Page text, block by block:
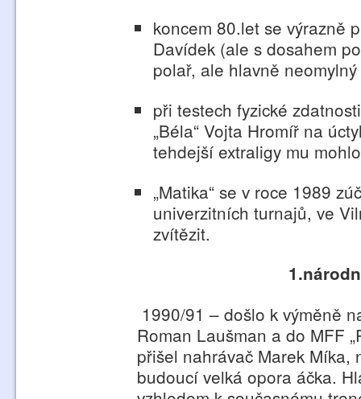
koncem 80.let se výrazně
Davídek (ale s dosahem
polař, ale hlavně
při testech fyzické
„Béla“ Vojta Hromíř na
tehdejší extraligy mu
„Matika“ se v roce 1989
univerzitních turnajů, ve
zvítězit.
1990/91 – došlo k výměně
Roman Laušman a do MFF
přišel nahrávač Marek Míka,
budoucí velká opora áčka.